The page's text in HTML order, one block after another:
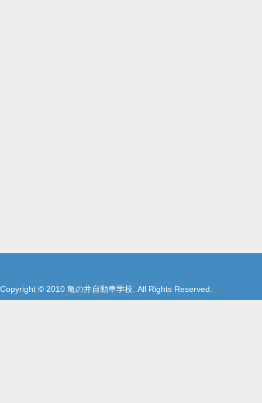
Copyright © 2010 亀の井自動車学校. All Rights Reserved.